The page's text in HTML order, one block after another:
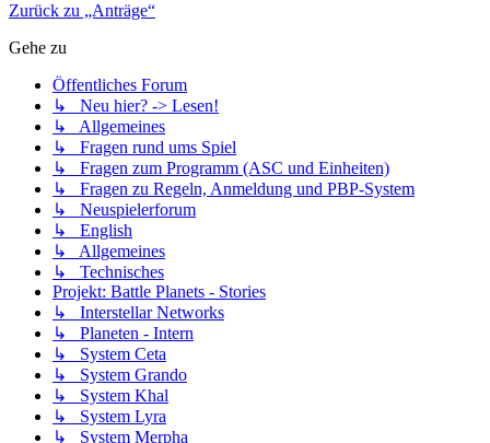
Zurück zu „Anträge“
Gehe zu
Öffentliches Forum
↳ Neu hier? -> Lesen!
↳ Allgemeines
↳ Fragen rund ums Spiel
↳ Fragen zum Programm (ASC und Einheiten)
↳ Fragen zu Regeln, Anmeldung und PBP-System
↳ Neuspielerforum
↳ English
↳ Allgemeines
↳ Technisches
Projekt: Battle Planets - Stories
↳ Interstellar Networks
↳ Planeten - Intern
↳ System Ceta
↳ System Grando
↳ System Khal
↳ System Lyra
↳ System Merpha